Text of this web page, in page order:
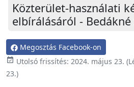
Közterület-használati
elbírálásáról - Bedákné
Megosztás Facebook-on
event_available Utolsó frissítés: 2024. május 23.
23.)